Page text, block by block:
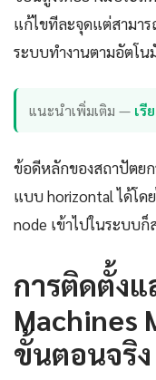
แก้ไขทีละจุดแต่สามา
ระบบทำงานตามอัตโน
แนะนำเพิ่มเติม — เรี
ข้อดีหลักของสถาปัตยก
แบบ horizontal ได้โด
node เข้าไปในระบบ
การติดตั้งแ
Machines
ขั้นตอนจริง